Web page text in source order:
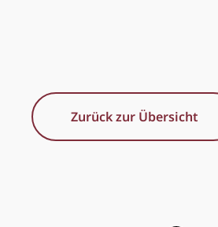
Zurück zur Übersicht